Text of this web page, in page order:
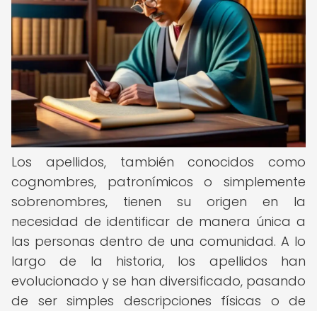
Los apellidos, también conocidos como
cognombres, patronímicos o simplemente
sobrenombres, tienen su origen en la
necesidad de identificar de manera única a
las personas dentro de una comunidad. A lo
largo de la historia, los apellidos han
evolucionado y se han diversificado, pasando
de ser simples descripciones físicas o de